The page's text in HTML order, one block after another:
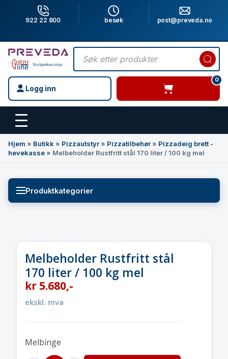
922 22 800 besøk post@preveda.no
Products
search
Logg inn
0
varer i handlevogn
Hovedinnhold
Hjem » Butikk » Pizzautstyr» Pizzatilbehør» Pizzadeig brett -
hevekasse» Melbeholder Rustfritt stål 170 liter / 100 kg mel
Produktkategorier
Melbeholder Rustfritt stål
170 liter / 100 kg mel
kr 5.680,-
ekskl. mva
Melbinge